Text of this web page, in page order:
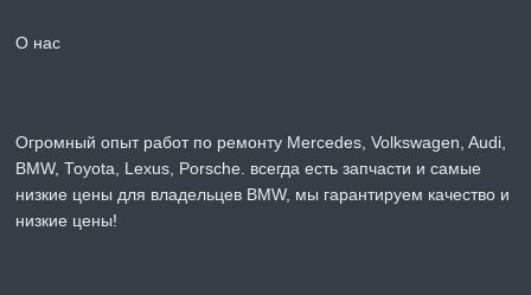
О нас
Огромный опыт работ по ремонту Mercedes, Volkswagen, Audi,
BMW, Toyota, Lexus, Porsche. всегда есть запчасти и самые
низкие цены для владельцев BMW, мы гарантируем качество и
низкие цены!